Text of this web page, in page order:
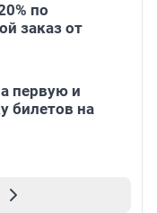
по
заказ от
первую и
билетов на